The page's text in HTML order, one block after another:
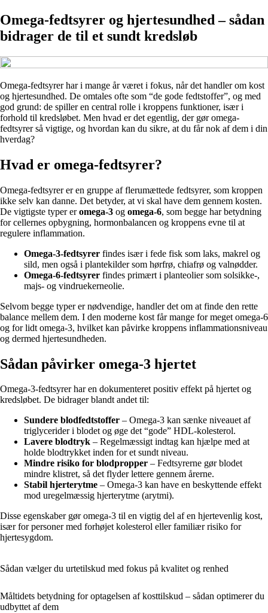
Omega-fedtsyrer og hjertesundhed – sådan
bidrager de til et sundt kredsløb
Omega-fedtsyrer har i mange år været i fokus, når det handler om kost
og hjertesundhed. De omtales ofte som “de gode fedtstoffer”, og med
god grund: de spiller en central rolle i kroppens funktioner, især i
forhold til kredsløbet. Men hvad er det egentlig, der gør omega-
fedtsyrer så vigtige, og hvordan kan du sikre, at du får nok af dem i din
hverdag?
Hvad er omega-fedtsyrer?
Omega-fedtsyrer er en gruppe af flerumættede fedtsyrer, som kroppen
ikke selv kan danne. Det betyder, at vi skal have dem gennem kosten.
De vigtigste typer eromega-3 og omega-6, som begge har betydning
for cellernes opbygning, hormonbalancen og kroppens evne til at
regulere inflammation.
Omega-3-fedtsyrer findes især i fede fisk som laks, makrel og
sild, men også i plantekilder som hørfrø, chiafrø og valnødder.
Omega-6-fedtsyrer findes primært i planteolier som solsikke-,
majs- og vindruekerneolie.
Selvom begge typer er nødvendige, handler det om at finde den rette
balance mellem dem. I den moderne kost får mange for meget omega-6
og for lidt omega-3, hvilket kan påvirke kroppens inflammationsniveau
og dermed hjertesundheden.
Sådan påvirker omega-3 hjertet
Omega-3-fedtsyrer har en dokumenteret positiv effekt på hjertet og
kredsløbet. De bidrager blandt andet til:
Sundere blodfedtstoffer – Omega-3 kan sænke niveauet af
triglycerider i blodet og øge det “gode” HDL-kolesterol.
Lavere blodtryk – Regelmæssigt indtag kan hjælpe med at
holde blodtrykket inden for et sundt niveau.
Mindre risiko for blodpropper – Fedtsyrerne gør blodet
mindre klistret, så det flyder lettere gennem årerne.
Stabil hjerterytme – Omega-3 kan have en beskyttende effekt
mod uregelmæssig hjerterytme (arytmi).
Disse egenskaber gør omega-3 til en vigtig del af en hjertevenlig kost,
især for personer med forhøjet kolesterol eller familiær risiko for
hjertesygdom.
Sådan vælger du urtetilskud med fokus på kvalitet og renhed
Måltidets betydning for optagelsen af kosttilskud – sådan optimerer du
udbyttet af dem